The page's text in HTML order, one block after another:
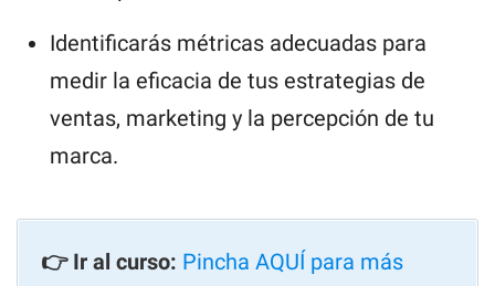
Identificarás métricas adecuadas para
medir la eficacia de tus estrategias de
ventas, marketing y la percepción de tu
marca.
👉 Ir al curso: Pincha AQUÍ para más